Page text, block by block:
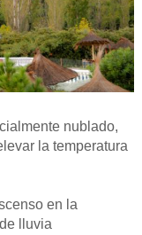
nublado,
la temperatura
en la
lluvia